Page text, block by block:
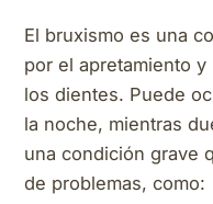
El bruxismo es una
por el apretamiento
los dientes. Puede
la noche, mientras
una condición grave
de problemas, como: